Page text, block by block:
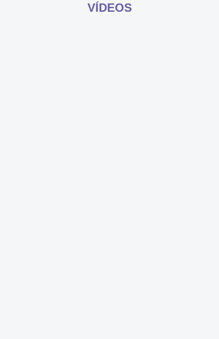
VÍDEOS